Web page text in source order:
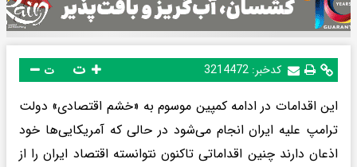
کدخبر: 3214472 ت
این اقدامات در ادامه کمپین موسوم به «خشم اقتصادی» دولت
ترامپ علیه ایران انجام می‌شود در حالی که آمریکایی‌ها خود
اذعان دارند چنین اقداماتی تاکنون نتوانسته اقتصاد ایران را از